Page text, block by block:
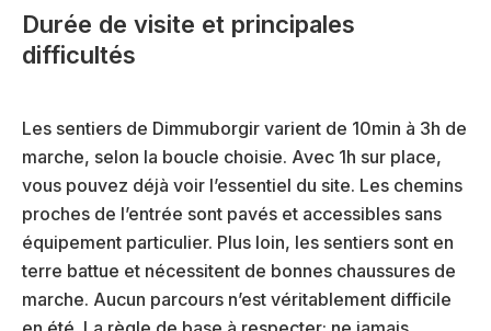
Durée de visite et principales
difficultés
Les sentiers de Dimmuborgir varient de 10min à 3h de
marche, selon la boucle choisie. Avec 1h sur place,
vous pouvez déjà voir l’essentiel du site. Les chemins
proches de l’entrée sont pavés et accessibles sans
équipement particulier. Plus loin, les sentiers sont en
terre battue et nécessitent de bonnes chaussures de
marche. Aucun parcours n’est véritablement difficile